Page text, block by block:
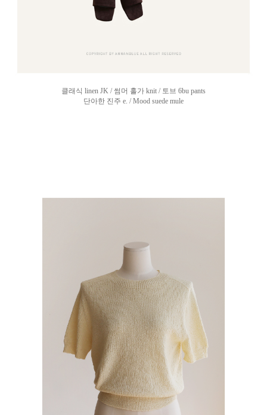
클래식 linen JK / 썸머 홀가 knit / 토브 6bu pants
단아한 진주 e. / Mood suede mule